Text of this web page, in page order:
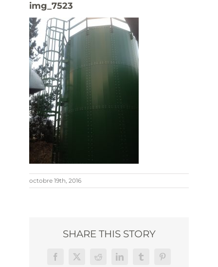
img_7523
octobre 19th, 2016
SHARE THIS STORY
Facebook
X Reddit LinkedInTumblrPinterest